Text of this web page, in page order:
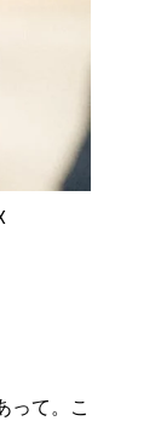
って。こ